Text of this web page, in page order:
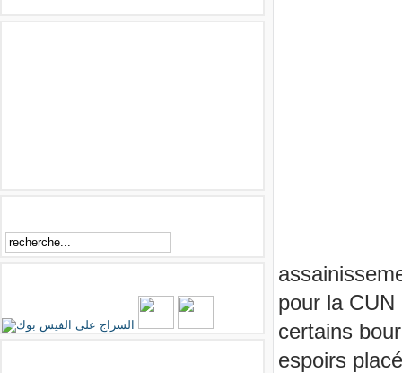
pour la
certains
espoirs